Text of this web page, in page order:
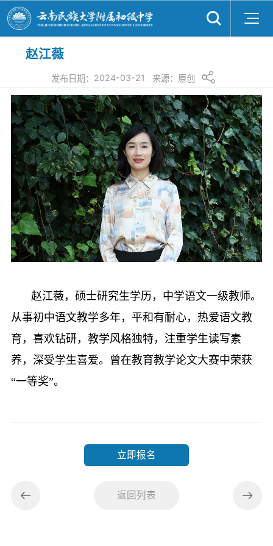
赵江薇
发布日期： 2024-03-21 来源： 原创
赵江薇，硕士研究生学历，中学语文一级教师。
从事初中语文教学多年，平和有耐心，热爱语文教
育，喜欢钻研，教学风格独特，注重学生读写素
养，深受学生喜爱。曾在教育教学论文大赛中荣获
“一等奖”。
立即报名
返回列表